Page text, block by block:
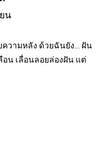
น
วามหลัง ด้วยฉันยัง... ฝัน
น เลื่อนลอยล่องฝัน แต่